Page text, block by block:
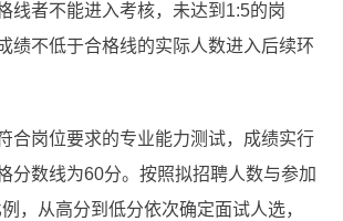
线者不能进入考核，未达到1:5的岗
绩不低于合格线的实际人数进入后续环
合岗位要求的专业能力测试，成绩实行
分数线为60分。按照拟招聘人数与参加
，从高分到低分依次确定面试人选，